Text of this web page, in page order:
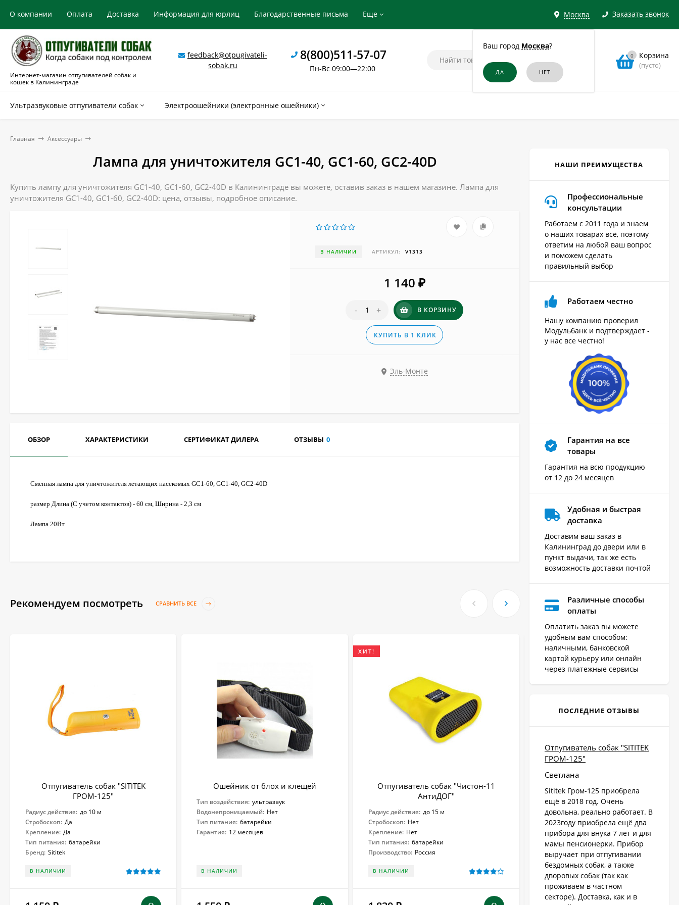
Москва
Ваш город Москва?
Заказать звонок
О компании Оплата Доставка Информация для юрлиц Благодарственные письма Еще
Интернет-магазин отпугивателей собак и
кошек в Калининграде
feedback@otpugivateli-
sobak.ru
8(800)511-57-07
Пн-Вс 09:00—22:00
0 Корзина
(пусто)
Ультразвуковые отпугиватели собак Электроошейники (электронные ошейники)
Главная Аксессуары
Лампа для уничтожителя GC1-40, GC1-60, GC2-40D
Купить лампу для уничтожителя GC1-40, GC1-60, GC2-40D в Калининграде вы можете, оставив заказ в нашем магазине. Лампа для
уничтожителя GC1-40, GC1-60, GC2-40D: цена, отзывы, подробное описание.
В НАЛИЧИИ АРТИКУЛ: V1313
1 140 ₽
- + В КОРЗИНУ
КУПИТЬ В 1 КЛИК
Эль-Монте
ОБЗОР ХАРАКТЕРИСТИКИ СЕРТИФИКАТ ДИЛЕРА ОТЗЫВЫ 0
Сменная лампа для уничтожителя летающих насекомых GC1-60, GC1-40, GC2-40D
размер Длина (С учетом контактов) - 60 см, Ширина - 2,3 см
Лампа 20Вт
Рекомендуем посмотреть СРАВНИТЬ ВСЕ
Отпугиватель собак "SITITEK
ГРОМ-125"
Радиус действия: до 10 м
Стробоскоп: Да
Крепление: Да
Тип питания: батарейки
Бренд: Sititek
В НАЛИЧИИ
Ошейник от блох и клещей
Тип воздействия: ультразвук
Водонепроницаемый: Нет
Тип питания: батарейки
Гарантия: 12 месяцев
В НАЛИЧИИ
ХИТ!
Отпугиватель собак "Чистон-11
АнтиДОГ"
Радиус действия: до 15 м
Стробоскоп: Нет
Крепление: Нет
Тип питания: батарейки
Производство: Россия
В НАЛИЧИИ
Ультразвуковой отпугиватель собак
"Тайфун ЛС 300+"
Радиус действия: до 30 м
Стробоскоп: Нет
Крепление: Нет
Тип питания: батарейки
Производство: Россия
В НАЛИЧИИ
НАШИ ПРЕИМУЩЕСТВА
Профессиональные
консультации
Работаем с 2011 года и знаем
о наших товарах всё, поэтому
ответим на любой ваш вопрос
и поможем сделать
правильный выбор
Работаем честно
Нашу компанию проверил
Модульбанк и подтверждает -
у нас все честно!
Гарантия на все
товары
Гарантия на всю продукцию
от 12 до 24 месяцев
Удобная и быстрая
доставка
Доставим ваш заказ в
Калининград до двери или в
пункт выдачи, так же есть
возможность доставки почтой
Различные способы
оплаты
Оплатить заказ вы можете
удобным вам способом:
наличными, банковской
картой курьеру или онлайн
через платежные сервисы
ПОСЛЕДНИЕ ОТЗЫВЫ
Отпугиватель собак "SITITEK
ГРОМ-125"
Светлана
Sititek Гром-125 приобрела
ещё в 2018 год. Очень
довольна, реально работает. В
2023году приобрела ещё два
прибора для внука 7 лет и для
мамы пенсионерки. Прибор
выручает при отпугивании
бездомных собак, а также
дворовых собак (так как
проживаем в частном
секторе). Доставка, как и в